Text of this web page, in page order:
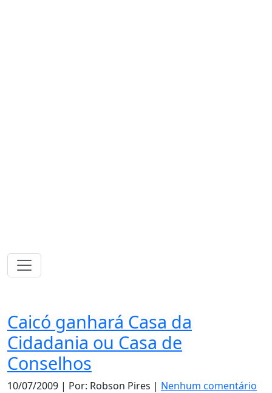
Caicó ganhará Casa da
Cidadania ou Casa de
Conselhos
10/07/2009 | Por: Robson Pires | Nenhum comentário